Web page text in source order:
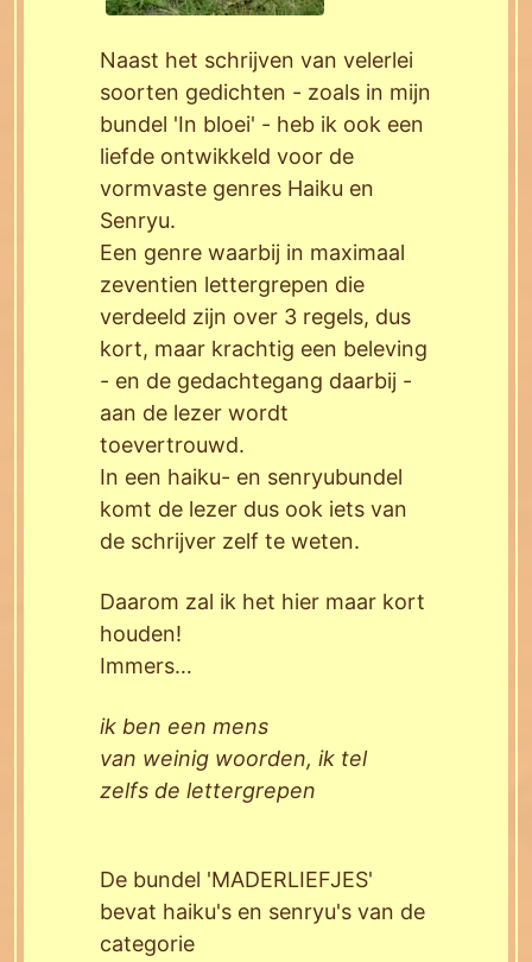
Naast het schrijven van velerlei
soorten gedichten - zoals in mijn
bundel 'In bloei' - heb ik ook een
liefde ontwikkeld voor de
vormvaste genres Haiku en
Senryu.
Een genre waarbij in maximaal
zeventien lettergrepen die
verdeeld zijn over 3 regels, dus
kort, maar krachtig een beleving
- en de gedachtegang daarbij -
aan de lezer wordt
toevertrouwd.
In een haiku- en senryubundel
komt de lezer dus ook iets van
de schrijver zelf te weten.
Daarom zal ik het hier maar kort
houden!
Immers…
ik ben een mens
van weinig woorden, ik tel
zelfs de lettergrepen
De bundel 'MADERLIEFJES'
bevat haiku's en senryu's van de
categorie